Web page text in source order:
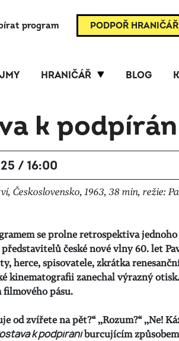
program PODPOŘ
HRANIČÁŘ BLOG
k
/ 16:00
Československo, 1963, 38 min, režie:
se prolne retrospektiva jednoho
české nové vlny 60. let
herce, spisovatele, zkrátka
kinematografii zanechal výrazný
filmového pásu.
od zvířete na pět?“ ,,Rozum?“ ,,Ne!
k podpíráníburcujícím